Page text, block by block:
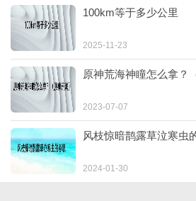
100km等于多少公里
2025-11-23
原神荒海神瞳怎么拿？
2023-07-07
风枝惊暗鹊露草泣寒虫
2024-01-30